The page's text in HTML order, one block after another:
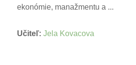
ekonómie, manažmentu a ...
Učiteľ: Jela Kovacova